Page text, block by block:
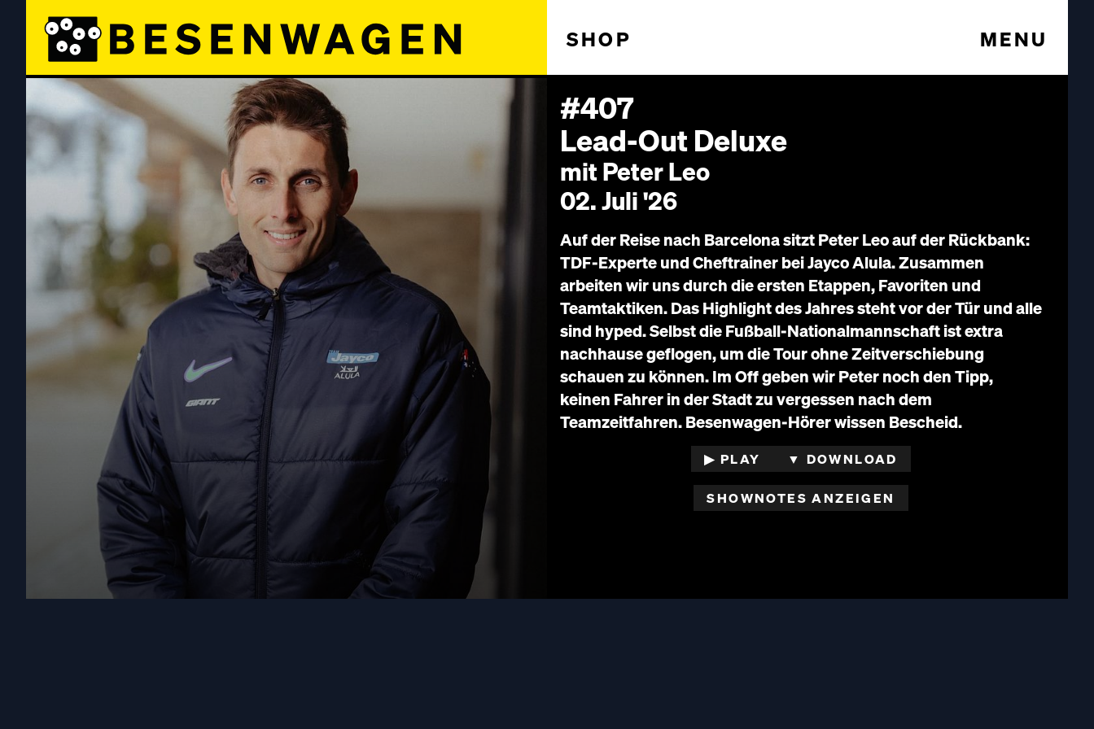
SHOP MENU
#407
Lead-Out Deluxe
mit Peter Leo
02. Juli '26
Auf der Reise nach Barcelona sitzt Peter Leo auf der Rückbank:
TDF-Experte und Cheftrainer bei Jayco Alula. Zusammen
arbeiten wir uns durch die ersten Etappen, Favoriten und
Teamtaktiken. Das Highlight des Jahres steht vor der Tür und alle
sind hyped. Selbst die Fußball-Nationalmannschaft ist extra
nachhause geflogen, um die Tour ohne Zeitverschiebung
schauen zu können. Im Off geben wir Peter noch den Tipp,
keinen Fahrer in der Stadt zu vergessen nach dem
Teamzeitfahren. Besenwagen-Hörer wissen Bescheid.
▶︎ PLAY ▼ DOWNLOAD
SHOWNOTES ANZEIGEN